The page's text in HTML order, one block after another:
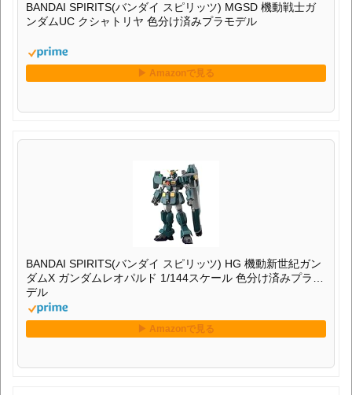
BANDAI SPIRITS(バンダイ スピリッツ) MGSD 機動戦士ガ
ンダムUC クシャトリヤ 色分け済みプラモデル
BANDAI SPIRITS(バンダイ スピリッツ) HG 機動新世紀ガン
ダムX ガンダムレオパルド 1/144スケール 色分け済みプラモ
デル